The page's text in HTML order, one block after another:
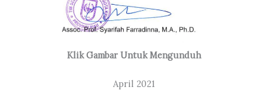
Klik Gambar Untuk Mengunduh
April 2021